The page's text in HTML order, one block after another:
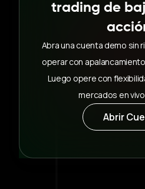
trading de
Abra una cuenta demo sin
operar con
Luego opere con
mercados en
Abrir